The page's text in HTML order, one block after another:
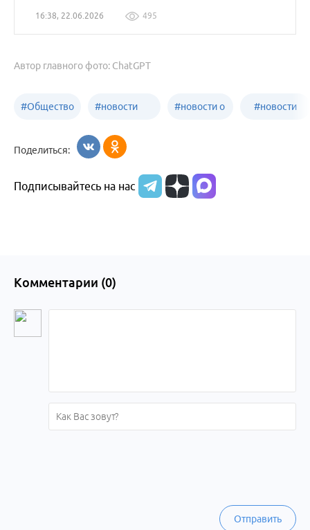
16:38, 22.06.2026 495
Автор главного фото: ChatGPT
#Общество #новости
образования
#новости о
Алтайского
#новости
Поделиться:
Подписывайтесь на нас
Комментарии (0)
Отправить